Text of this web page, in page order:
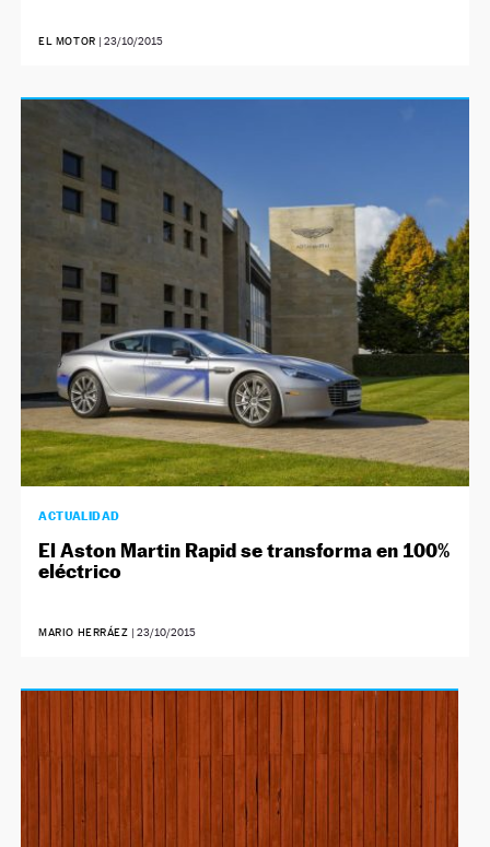
EL MOTOR | 23/10/2015
ACTUALIDAD
El Aston Martin Rapid se transforma en 100%
eléctrico
MARIO HERRÁEZ | 23/10/2015